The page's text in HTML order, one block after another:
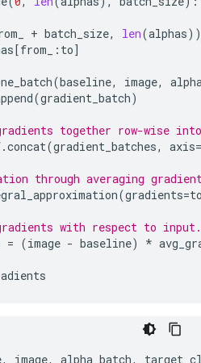
+ batch_size, len(alphas))
[from_ : to]
(baseline, image,
(gradient_batch)
together row-wise
.concat(gradient_batches, axis=
through averaging
(gradients=
with respect to input.
= (image - baseline) *
, image, alpha_batch,